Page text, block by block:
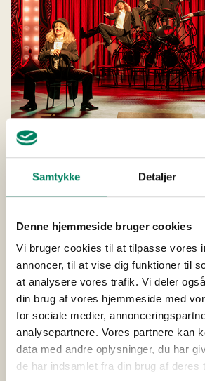
Samtykke Detaljer
Denne hjemmeside bruger cookies
Vi bruger cookies til at tilpasse vores
annoncer, til at vise dig funktioner til
at analysere vores trafik. Vi deler
din brug af vores hjemmeside med
for sociale medier,
analysepartnere. Vores partnere kan
data med andre oplysninger, du har
de har indsamlet fra din brug af deres
Tekst og idé: Ditte Hansen og René